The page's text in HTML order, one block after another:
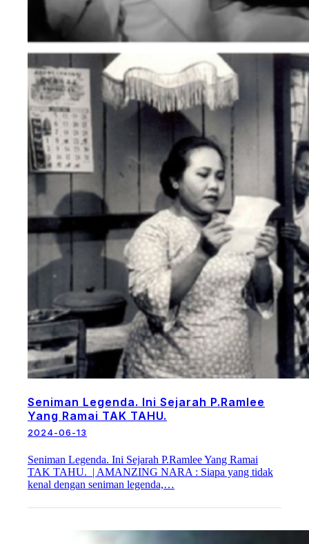
Seniman Legenda. Ini Sejarah P.Ramlee
Yang Ramai TAK TAHU.
2024-06-13
Seniman Legenda. Ini Sejarah P.Ramlee Yang Ramai
TAK TAHU. | AMANZING NARA : Siapa yang tidak
kenal dengan seniman legenda,…